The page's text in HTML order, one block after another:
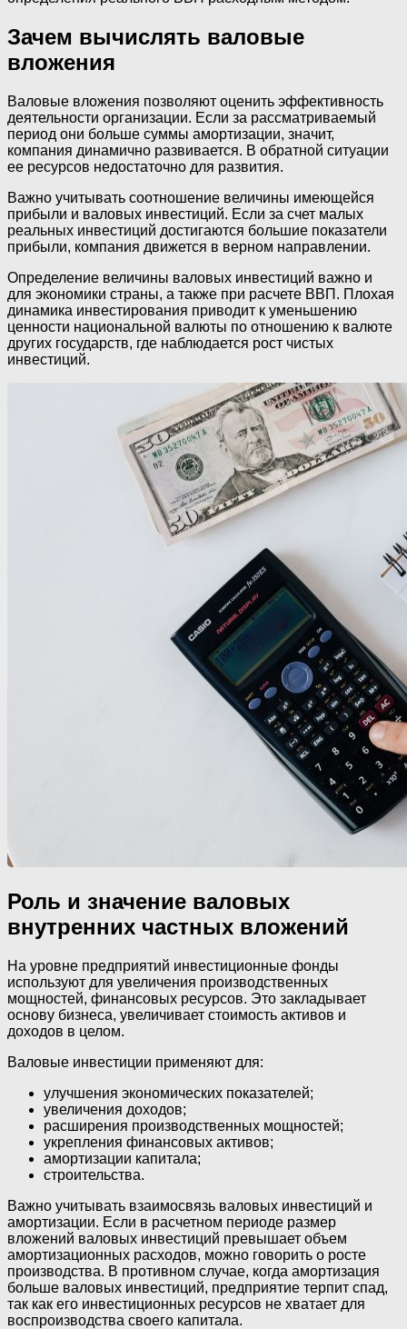
Зачем вычислять валовые
вложения
Валовые вложения позволяют оценить эффективность
деятельности организации. Если за рассматриваемый
период они больше суммы амортизации, значит,
компания динамично развивается. В обратной ситуации
ее ресурсов недостаточно для развития.
Важно учитывать соотношение величины имеющейся
прибыли и валовых инвестиций. Если за счет малых
реальных инвестиций достигаются большие показатели
прибыли, компания движется в верном направлении.
Определение величины валовых инвестиций важно и
для экономики страны, а также при расчете ВВП. Плохая
динамика инвестирования приводит к уменьшению
ценности национальной валюты по отношению к валюте
других государств, где наблюдается рост чистых
инвестиций.
Роль и значение валовых
внутренних частных вложений
На уровне предприятий инвестиционные фонды
используют для увеличения производственных
мощностей, финансовых ресурсов. Это закладывает
основу бизнеса, увеличивает стоимость активов и
доходов в целом.
Валовые инвестиции применяют для:
улучшения экономических показателей;
увеличения доходов;
расширения производственных мощностей;
укрепления финансовых активов;
амортизации капитала;
строительства.
Важно учитывать взаимосвязь валовых инвестиций и
амортизации. Если в расчетном периоде размер
вложений валовых инвестиций превышает объем
амортизационных расходов, можно говорить о росте
производства. В противном случае, когда амортизация
больше валовых инвестиций, предприятие терпит спад,
так как его инвестиционных ресурсов не хватает для
воспроизводства своего капитала.